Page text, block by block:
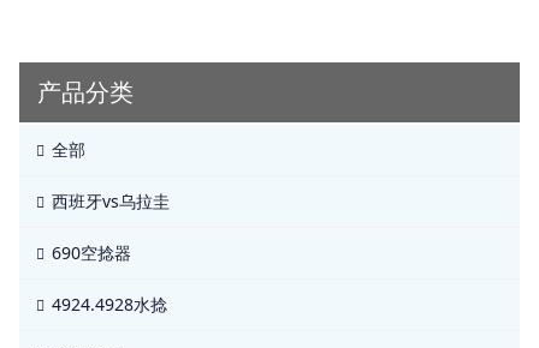
产品分类
全部
西班牙vs乌拉圭
690空捻器
4924.4928水捻